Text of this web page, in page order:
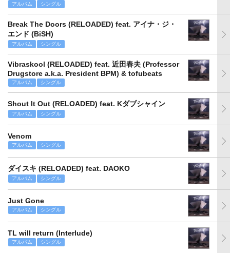
アルバム シングル
Break The Doors (RELOADED) feat. アイナ・ジ・
エンド (BiSH)
アルバム シングル
Vibraskool (RELOADED) feat. 近田春夫 (Professor
Drugstore a.k.a. President BPM) & tofubeats
アルバム シングル
Shout It Out (RELOADED) feat. Kダブシャイン
アルバム シングル
Venom
アルバム シングル
ダイスキ (RELOADED) feat. DAOKO
アルバム シングル
Just Gone
アルバム シングル
TL will return (Interlude)
アルバム シングル